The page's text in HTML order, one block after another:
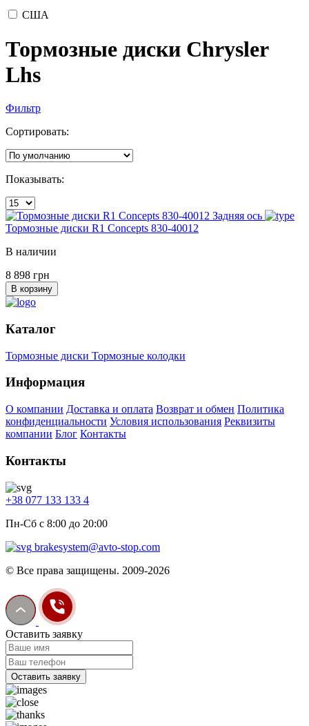
США
Тормозные диски Chrysler
Lhs
Фильтр
Сортировать:
Показывать:
Задняя ось
Тормозные диски R1 Concepts 830-40012
В наличии
8 898 грн
В корзину
Каталог
Тормозные диски Тормозные колодки
Информация
О компании Доставка и оплата Возврат и обмен Политика
конфиденциальности Условия использования Реквизиты
компании Блог Контакты
Контакты
+38 077 133 133 4
Пн-Сб с 8:00 до 20:00
brakesystem@avto-stop.com
© Все права защищены. 2009-2026
Оставить заявку
Оставить заявку